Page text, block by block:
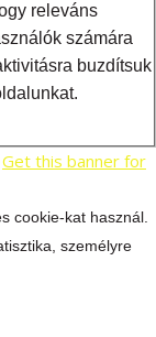
releváns
számára
buzdítsuk
Get this banner for
cookie-kat használ.
személyre